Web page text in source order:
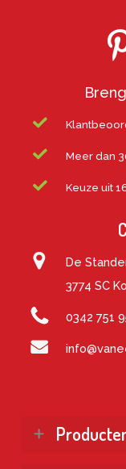
Meer dan
Keuze uit
De
3774 SC
0342 751